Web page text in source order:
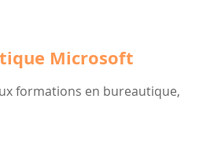
Microsoft
formations en bureautique,